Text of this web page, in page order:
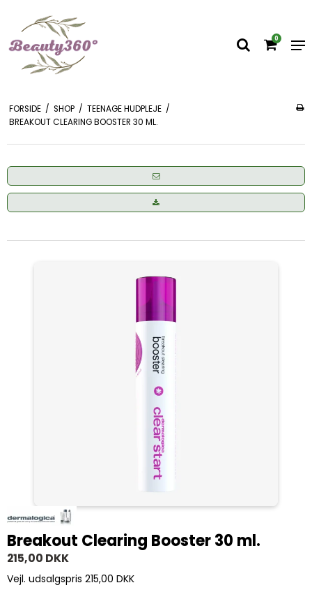
0
FORSIDE / SHOP / TEENAGE HUDPLEJE /
BREAKOUT CLEARING BOOSTER 30 ML.
Breakout Clearing Booster 30 ml.
215,00 DKK
Vejl. udsalgspris 215,00 DKK